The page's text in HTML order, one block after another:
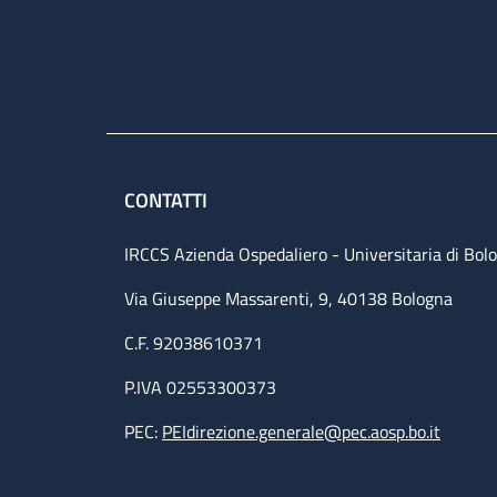
CONTATTI
IRCCS Azienda Ospedaliero - Universitaria di
Via Giuseppe Massarenti, 9, 40138 Bologna
C.F. 92038610371
P.IVA 02553300373
PEC: PEIdirezione.generale@pec.aosp.bo.it